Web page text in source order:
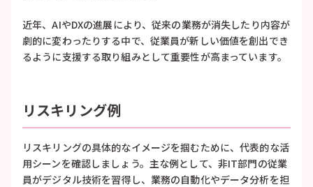
近年、AIやDXの進展により、従来の業務が消失したり内容が
劇的に変わったりする中で、従業員が新しい価値を創出でき
るように支援する取り組みとして重要性が高まっています。
リスキリング例
リスキリングの具体的なイメージを掴むために、代表的な活
用シーンを確認しましょう。主な例として、非IT部門の従業
員がデジタル技術を習得し、業務の自動化やデータ分析を担